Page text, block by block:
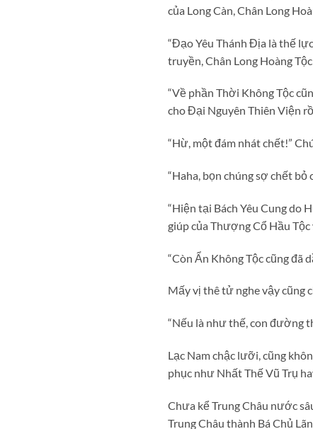
của Long Càn, Chân Long
“Đạo Yêu Thánh Địa là thế
truyền, Chân Long Hoàng
“Về phần Thời Không Tộc
cho Đại Nguyên Thiên Viện
“Hừ, một đám nhát chết!”
“Haha, bọn chúng sợ chết
“Hiện tại Bách Yêu Cung do
giúp của Thượng Cổ Hầu Tộc
“Còn Ẩn Không Tộc cũng đã
Mấy vị thê tử nghe vậy cũng
“Nếu là như thế, con đường
Lạc Nam chậc lưỡi, cũng
phục như Nhất Thế Vũ Trụ
Chưa kể Trung Châu nước
Trung Châu thành Bá Chủ